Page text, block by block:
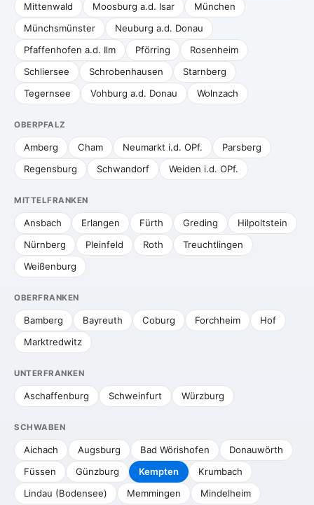
Mittenwald
Moosburg a.d. Isar
München
Münchsmünster
Neuburg a.d. Donau
Pfaffenhofen a.d. Ilm
Pförring
Rosenheim
Schliersee
Schrobenhausen
Starnberg
Tegernsee
Vohburg a.d. Donau Wolnzach
OBERPFALZ
Amberg Cham Neumarkt i.d. OPf.
Parsberg
Regensburg
Schwandorf Weiden i.d. OPf.
MITTELFRANKEN
Ansbach Erlangen Fürth Greding
Hilpoltstein
Nürnberg
Pleinfeld Roth
Treuchtlingen
Weißenburg
OBERFRANKEN
Bamberg Bayreuth Coburg Forchheim
Hof
Marktredwitz
UNTERFRANKEN
Aschaffenburg Schweinfurt Würzburg
SCHWABEN
Aichach Augsburg Bad Wörishofen
Donauwörth
Füssen
Günzburg Kempten
Krumbach
Lindau (Bodensee)
Memmingen Mindelheim